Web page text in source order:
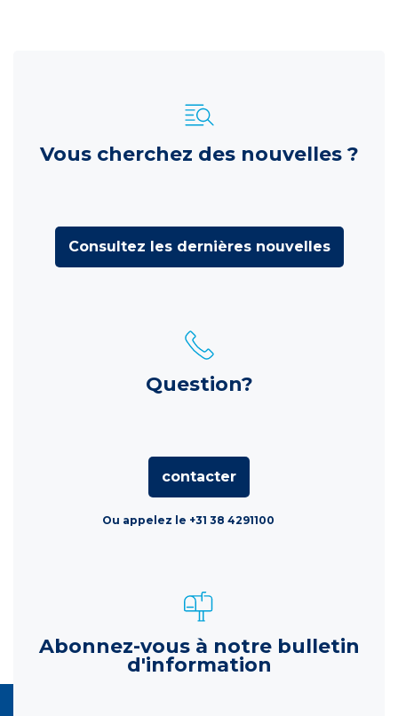
Vous cherchez des nouvelles ?
Consultez les dernières nouvelles
Question?
contacter
Ou appelez le +31 38 4291100
Abonnez-vous à notre bulletin
d'information